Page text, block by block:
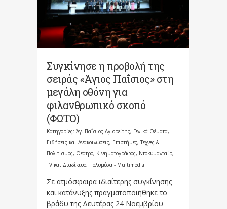
Συγκίνησε η προβολή της
σειράς «Άγιος Παΐσιος» στη
μεγάλη οθόνη για
φιλανθρωπικό σκοπό
(ΦΩΤΟ)
Κατηγορίες: Άγ. Παΐσιος Αγιορείτης, Γενικά Θέματα,
Ειδήσεις και Ανακοινώσεις, Επιστήμες, Τέχνες &
Πολιτισμός, Θέατρο, Κινηματογράφος, Ντοκυμανταίρ,
TV και Διαδίκτυο, Πολυμέσα - Multimedia
Σε ατμόσφαιρα ιδιαίτερης συγκίνησης
και κατάνυξης πραγματοποιήθηκε το
βράδυ της Δευτέρας 24 Νοεμβρίου